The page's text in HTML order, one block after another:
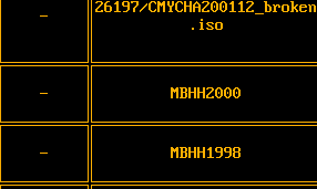
-
26197/CMYCHA200112_broken
.iso
- MBHH2000
- MBHH1998